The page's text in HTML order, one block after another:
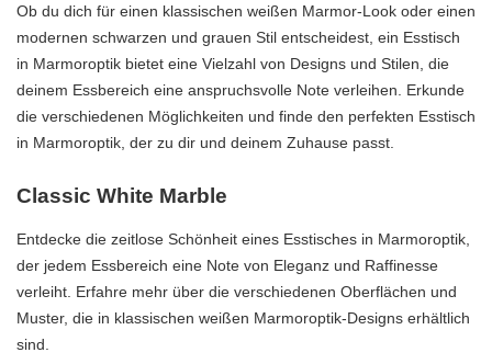
Ob du dich für einen klassischen weißen Marmor-Look oder einen
modernen schwarzen und grauen Stil entscheidest, ein Esstisch
in Marmoroptik bietet eine Vielzahl von Designs und Stilen, die
deinem Essbereich eine anspruchsvolle Note verleihen. Erkunde
die verschiedenen Möglichkeiten und finde den perfekten Esstisch
in Marmoroptik, der zu dir und deinem Zuhause passt.
Classic White Marble
Entdecke die zeitlose Schönheit eines Esstisches in Marmoroptik,
der jedem Essbereich eine Note von Eleganz und Raffinesse
verleiht. Erfahre mehr über die verschiedenen Oberflächen und
Muster, die in klassischen weißen Marmoroptik-Designs erhältlich
sind.